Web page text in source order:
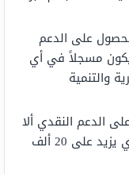
على الدعم
يكون مسجلاً في أي
والتنمية
الدعم النقدي ألا
يكون المسجِل يحصل على راتب شهري يزيد على 20 ألف